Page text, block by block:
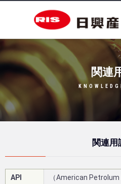
関連
関連用
API （American